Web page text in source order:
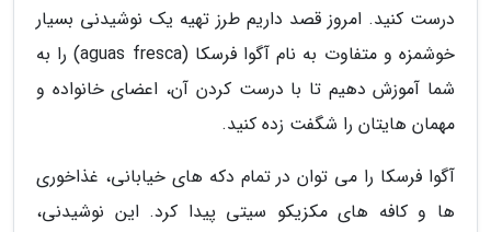
درست کنید. امروز قصد داریم طرز تهیه یک نوشیدنی بسیار
خوشمزه و متفاوت به نام آگوا فرسکا (aguas fresca) را به
شما آموزش دهیم تا با درست کردن آن، اعضای خانواده و
مهمان هایتان را شگفت زده کنید.
آگوا فرسکا را می توان در تمام دکه های خیابانی، غذاخوری
ها و کافه های مکزیکو سیتی پیدا کرد. این نوشیدنی،